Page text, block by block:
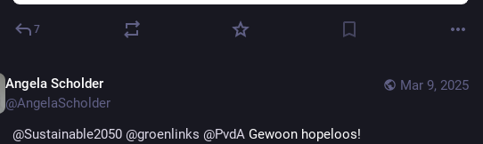
7
Mar 9, 2025
Angela Scholder
@AngelaScholder
@Sustainable2050 @groenlinks @PvdA Gewoon hopeloos!